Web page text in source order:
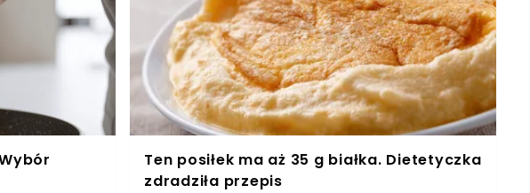
Ten posiłek ma aż 35 g białka. Dietetyczka
zdradziła przepis